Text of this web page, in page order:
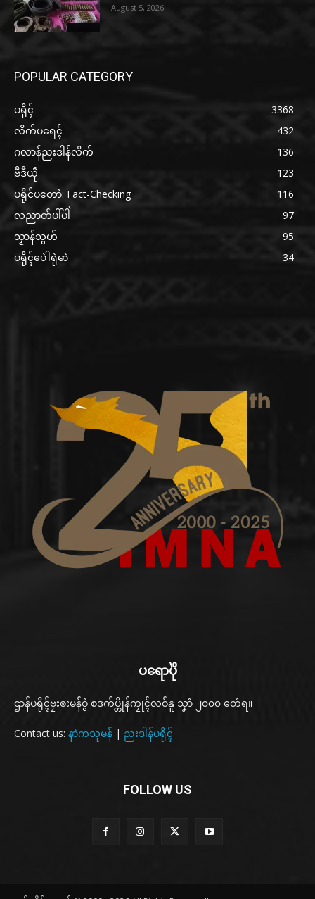
August 5, 2026
POPULAR CATEGORY
ပရိုၚ်
3368
လိက်ပရေၚ်
432
ဂလာန်ညးဒါန်လိက်
136
ဗဳဒဳယဵု
123
ပရိုင်ပတောံ: Fact-Checking
116
လညာတ်ပါ်ပါဲ
97
သၟာန်သွဟ်
95
ပရိုၚ်ပေဲါရုဲမာဲ
34
ပရောပိုဲ
ဌာန်ပရိုၚ်ဗၠးၜးမန်ဝွံ စဒက်ပ္တိုန်ကၠုၚ်လဝ်နူ သၞာံ ၂၀၀၀ တေံရ။
Contact us: နာဲကသုမန် | ညးဒါန်ပရိုၚ်
FOLLOW US